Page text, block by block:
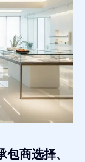
商选择、